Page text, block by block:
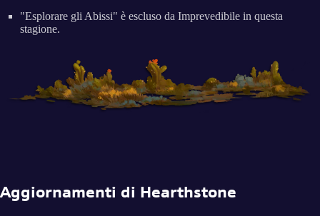
"Esplorare gli Abissi" è escluso da Imprevedibile in questa
stagione.
Aggiornamenti di Hearthstone